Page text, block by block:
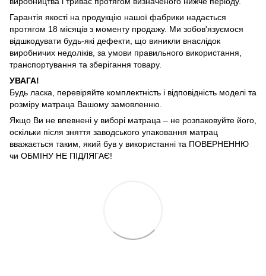
Гарантія якості на продукцію нашої фабрики надається
протягом 18 місяців з моменту продажу. Ми зобов'язуємося
відшкодувати будь-які дефекти, що виникли внаслідок
виробничих недоліків, за умови правильного використання,
транспортування та зберігання товару.
УВАГА!
Будь ласка, перевіряйте комплектність і відповідність моделі та
розміру матраца Вашому замовленню.
Якщо Ви не впевнені у виборі матраца – не розпаковуйте його,
оскільки після зняття заводського упаковання матрац
вважається таким, який був у використанні та ПОВЕРНЕННЮ
чи ОБМІНУ НЕ ПІДЛЯГАЄ!